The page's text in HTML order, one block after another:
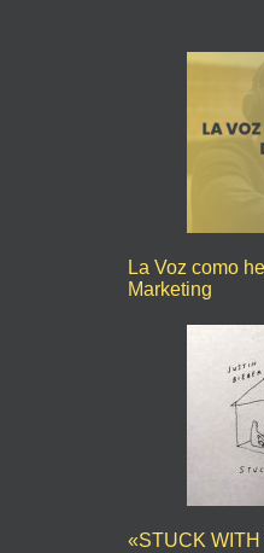
La Voz como
Marketing
«STUCK